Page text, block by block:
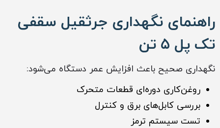
راهنمای نگهداری جرثقیل سقفی
تک پل ۵ تن
نگهداری صحیح باعث افزایش عمر دستگاه می‌شود:
روغن‌کاری دوره‌ای قطعات متحرک
بررسی کابل‌های برق و کنترل
تست سیستم ترمز